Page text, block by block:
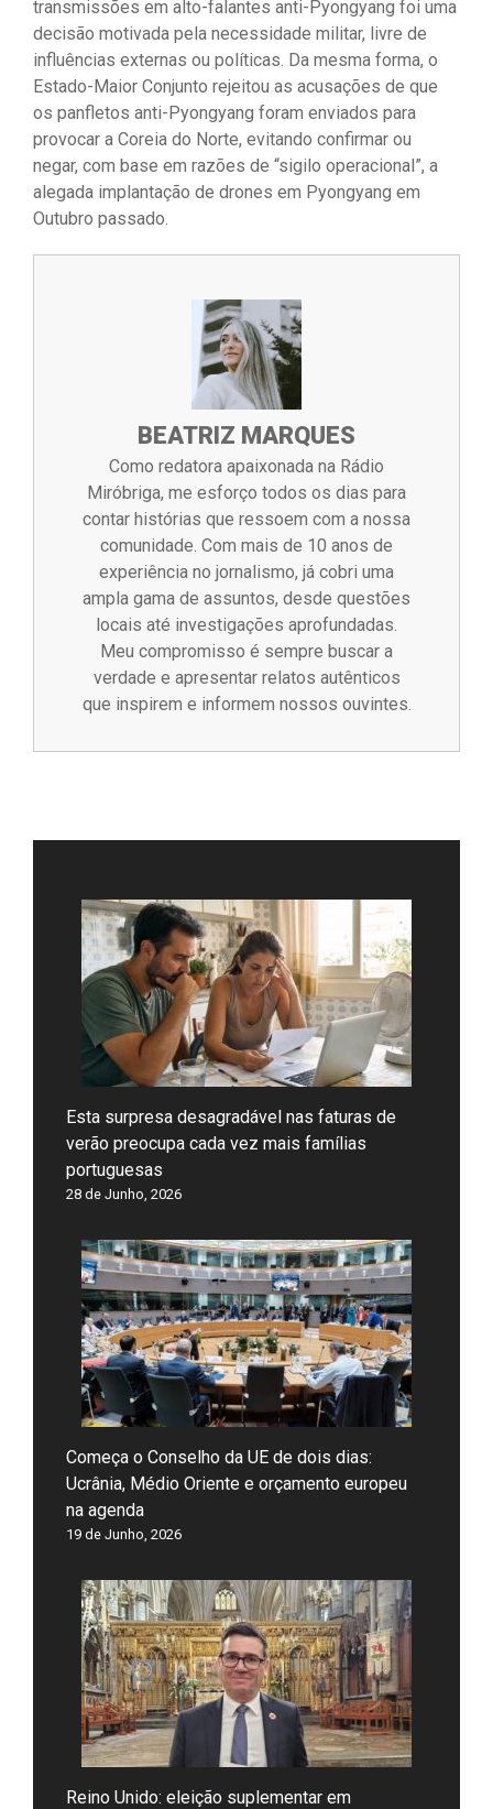
transmissões em alto-falantes anti-Pyongyang foi uma
decisão motivada pela necessidade militar, livre de
influências externas ou políticas. Da mesma forma, o
Estado-Maior Conjunto rejeitou as acusações de que
os panfletos anti-Pyongyang foram enviados para
provocar a Coreia do Norte, evitando confirmar ou
negar, com base em razões de “sigilo operacional”, a
alegada implantação de drones em Pyongyang em
Outubro passado.
BEATRIZ MARQUES
Como redatora apaixonada na Rádio
Miróbriga, me esforço todos os dias para
contar histórias que ressoem com a nossa
comunidade. Com mais de 10 anos de
experiência no jornalismo, já cobri uma
ampla gama de assuntos, desde questões
locais até investigações aprofundadas.
Meu compromisso é sempre buscar a
verdade e apresentar relatos autênticos
que inspirem e informem nossos ouvintes.
Esta surpresa desagradável nas faturas de
verão preocupa cada vez mais famílias
portuguesas
28 de Junho, 2026
Começa o Conselho da UE de dois dias:
Ucrânia, Médio Oriente e orçamento europeu
na agenda
19 de Junho, 2026
Reino Unido: eleição suplementar em